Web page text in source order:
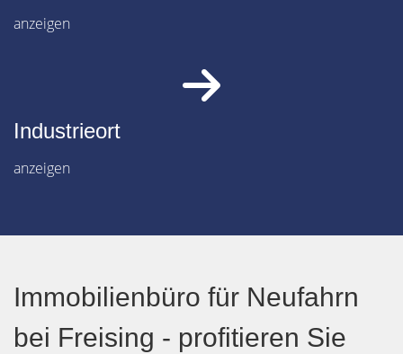
anzeigen
Industrieort
anzeigen
Immobilienbüro für Neufahrn
bei Freising - profitieren Sie